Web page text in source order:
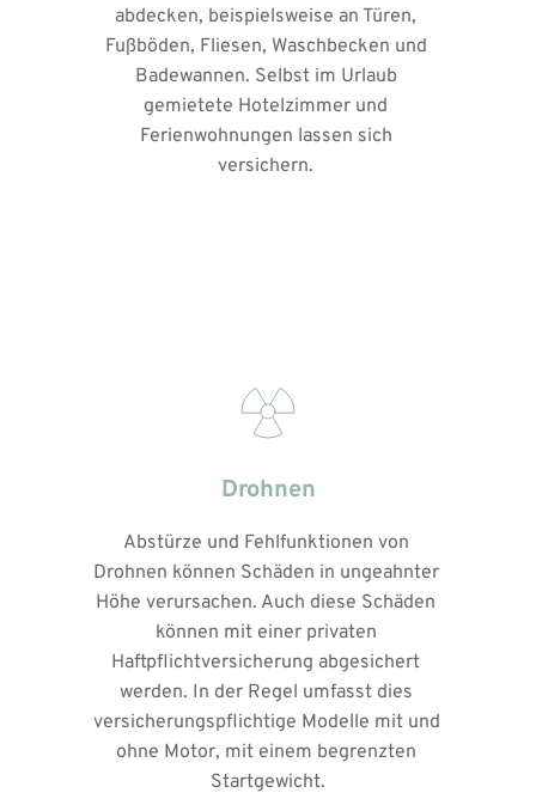
abdecken, beispielsweise an Türen,
Fußböden, Fliesen, Waschbecken und
Badewannen. Selbst im Urlaub
gemietete Hotelzimmer und
Ferienwohnungen lassen sich
versichern.
Drohnen
Abstürze und Fehlfunktionen von
Drohnen können Schäden in ungeahnter
Höhe verursachen. Auch diese Schäden
können mit einer privaten
Haftpflichtversicherung abgesichert
werden. In der Regel umfasst dies
versicherungspflichtige Modelle mit und
ohne Motor, mit einem begrenzten
Startgewicht.